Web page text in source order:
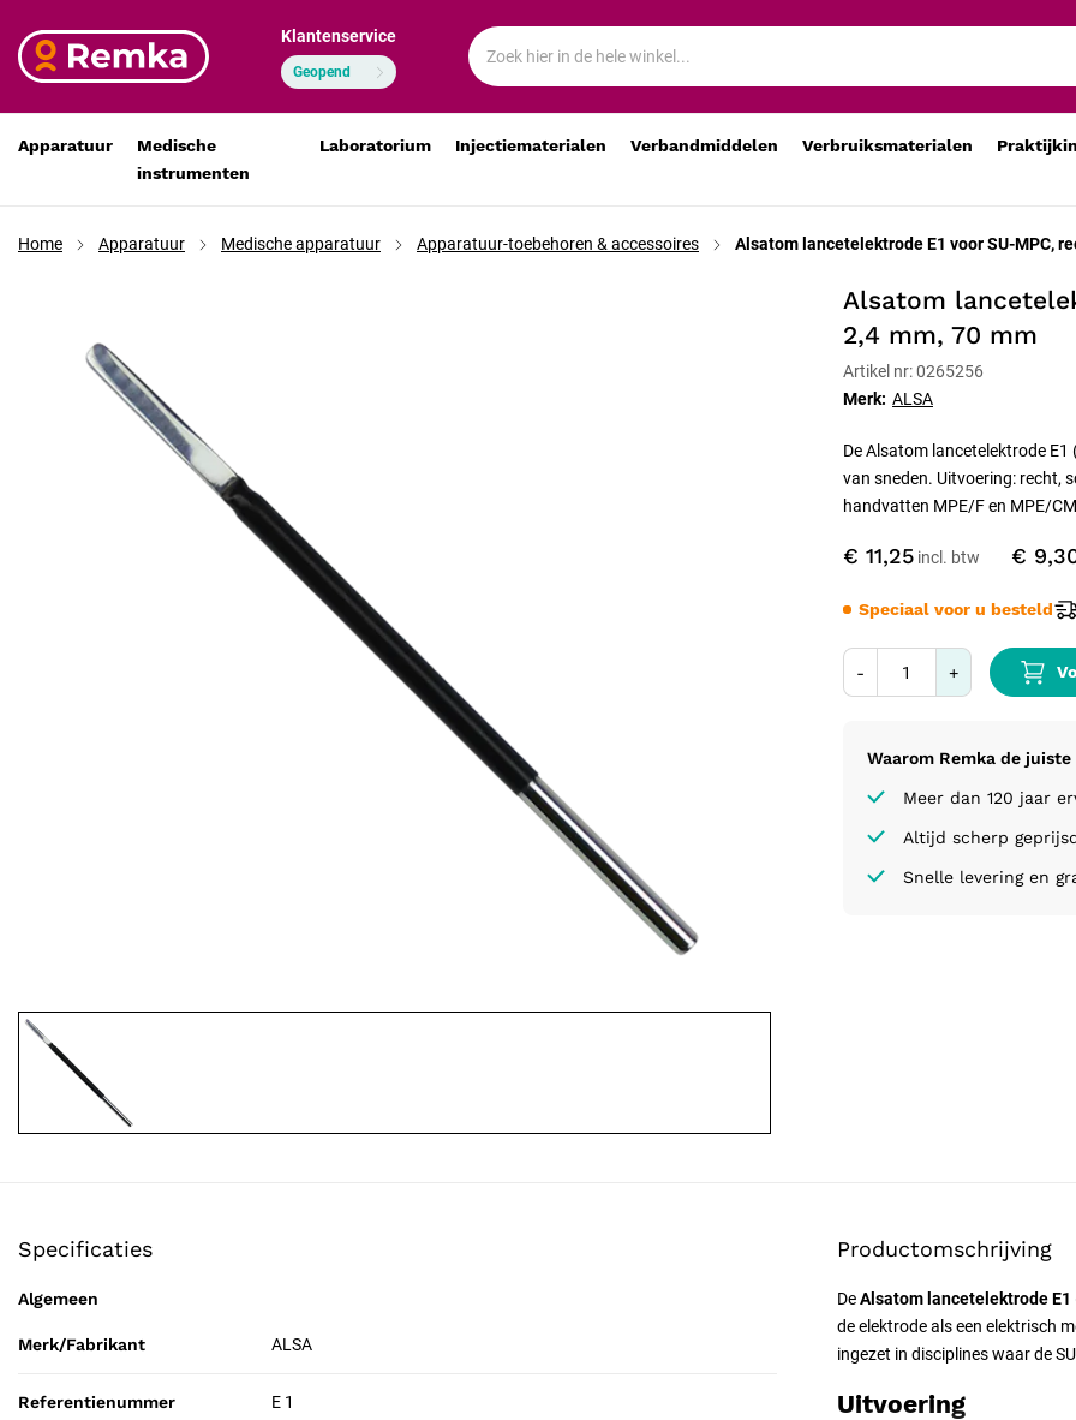
Klantenservice
Geopend
Apparatuur
Medische
instrumenten
Laboratorium Injectiematerialen Verbandmiddelen Verbruiksmaterialen
Home Apparatuur Medische apparatuur Apparatuur-toebehoren & accessoires Alsatom lancetelektrode E1 voor SU-MPC,
Alsatom
2,4 mm, 70 mm
€ 11,25 €
Alsatom lancetelektrode E1 voor SU-MPC, recht, schacht 2,4 mm, 70 mm
€ 11,25
€ 9,30
- +
Merk: ALSA
Waarom Remka de juiste
Meer dan 120 jaar
Altijd scherp
Snelle levering en
Artikel nr: 0265256
Speciaal voor u besteld
De Alsatom lancetelektrode
van sneden. Uitvoering: recht,
handvatten MPE/F en MPE/
Specificaties
Algemeen
Merk/Fabrikant ALSA
Referentienummer E 1
Productomschrijving
DeAlsatom lancetelektrode E1
de elektrode als een elektrisch
ingezet in disciplines waar de
Uitvoering